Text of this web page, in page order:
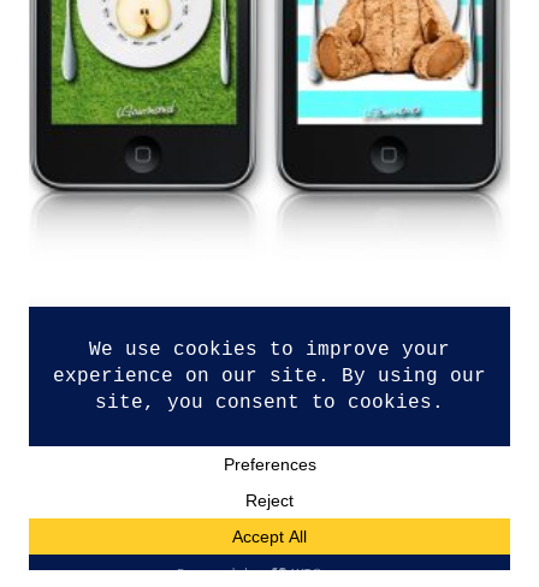
TEILE DEINE GEDANKEN
Du musstangemeldetsein, um einen Kommentar
abzugeben.
Datenschutzerklärung
© Copyright 2026. All Rights Reserved.